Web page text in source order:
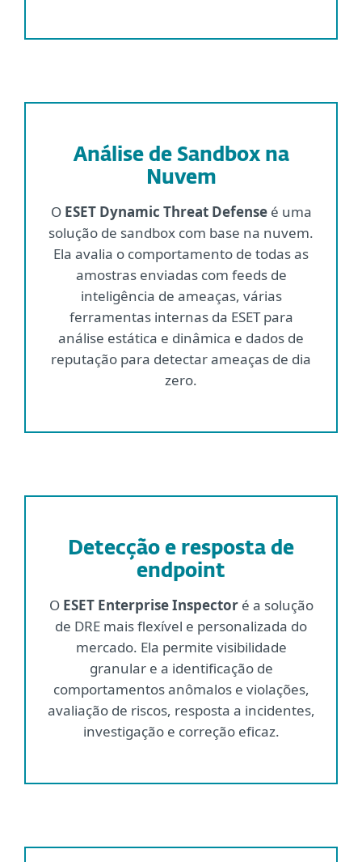
Análise de Sandbox na
Nuvem
OESET Dynamic Threat Defenseé uma
solução de sandbox com base na nuvem.
Ela avalia o comportamento de todas as
amostras enviadas com feeds de
inteligência de ameaças, várias
ferramentas internas da ESET para
análise estática e dinâmica e dados de
reputação para detectar ameaças de dia
zero.
Detecção e resposta de
endpoint
OESET Enterprise Inspectoré a solução
de DRE mais flexível e personalizada do
mercado. Ela permite visibilidade
granular e a identificação de
comportamentos anômalos e violações,
avaliação de riscos, resposta a incidentes,
investigação e correção eficaz.